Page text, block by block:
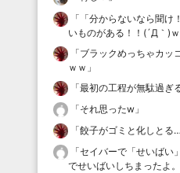
「 「分からないなら聞
いものがある！！(´Д｀)
「ブラックめっちゃカッ
ｗｗ 」
「最初の工程が無駄過ぎ
「それ思ったw 」
「餃子がゴミと化しとる
「セイバーで「せいばい
でせいばいしちまったよ。